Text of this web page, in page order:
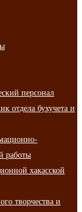
персонал
отдела бухучета и
работы
хакасской
творчества и